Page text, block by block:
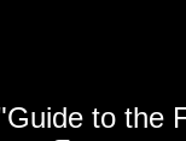
to the